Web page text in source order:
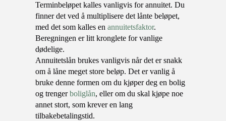
Terminbeløpet kalles vanligvis for annuitet. Du
finner det ved å multiplisere det lånte beløpet,
med det som kalles en annuitetsfaktor.
Beregningen er litt kronglete for vanlige
dødelige.
Annuitetslån brukes vanligvis når det er snakk
om å låne meget store beløp. Det er vanlig å
bruke denne formen om du kjøper deg en bolig
og trengerboliglån, eller om du skal kjøpe noe
annet stort, som krever en lang
tilbakebetalingstid.